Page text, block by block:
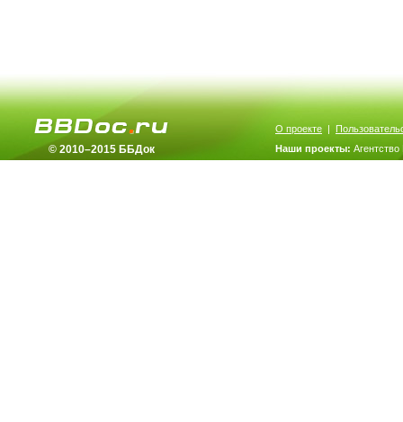
© 2010–2015 ББДок
О проекте |
Наши проекты: